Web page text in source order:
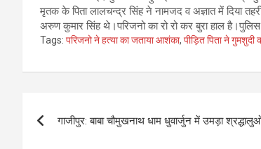
मृतक के पिता लालचन्द्र सिंह ने नामजद व अज्ञात में दिया
अरुण कुमार सिंह थे।परिजनो का रो रो कर बुरा हाल
Tags: परिजनो ने हत्या का जताया आशंका, पीड़ित पिता ने गुमशुदी
navigation
गाजीपुर: बाबा चौमुखनाथ धाम धुवार्जुन में उमड़ा